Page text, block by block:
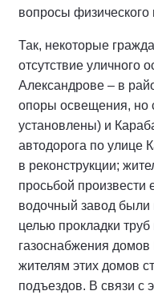
вопросы физического
Так, некоторые
отсутствие уличного
Александрове – в
опоры освещения, но
установлены) и
автодорога по улице
в реконструкции;
просьбой
водочный завод были
целью прокладки
газоснабжения
жителям этих домов
подъездов. В связи с